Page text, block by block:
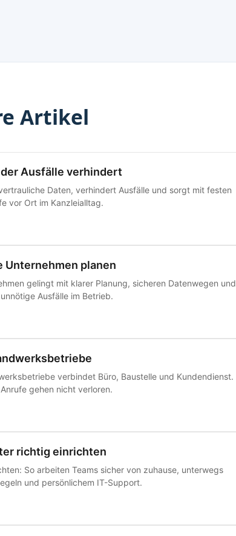
Artikel
Ausfälle verhindert
Daten, verhindert Ausfälle und sorgt mit festen
vor Ort im Kanzleialltag.
Unternehmen planen
gelingt mit klarer Planung, sicheren Datenwegen und
Ausfälle im Betrieb.
verbindet Büro, Baustelle und Kundendienst.
gehen nicht verloren.
richtig einrichten
So arbeiten Teams sicher von zuhause, unterwegs
und persönlichem IT-Support.